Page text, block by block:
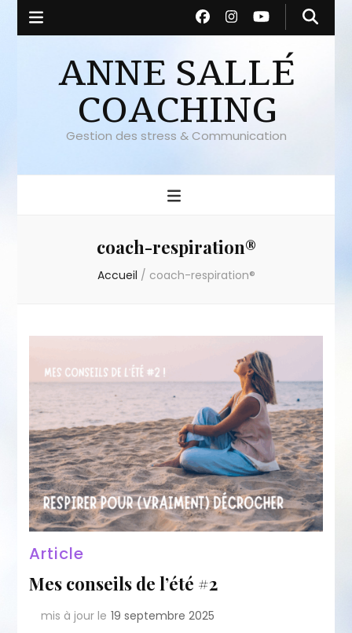
ANNE SALLÉ
COACHING
Gestion des stress & Communication
coach-respiration®
Accueil / coach-respiration®
Article
Mes conseils de l’été #2
mis à jour le 19 septembre 2025